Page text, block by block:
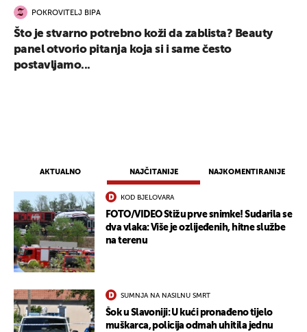
AKTUALNO NAJČITANIJE NAJKOMENTIRANIJE
KOD BJELOVARA
FOTO/VIDEO Stižu prve snimke! Sudarila se
dva vlaka: Više je ozlijeđenih, hitne službe
na terenu
SUMNJA NA NASILNU SMRT
Šok u Slavoniji: U kući pronađeno tijelo
muškarca, policija odmah uhitila jednu
POKROVITELJ BIPA
Što je stvarno potrebno koži da zablista? Beauty
panel otvorio pitanja koja si i same često
postavljamo...